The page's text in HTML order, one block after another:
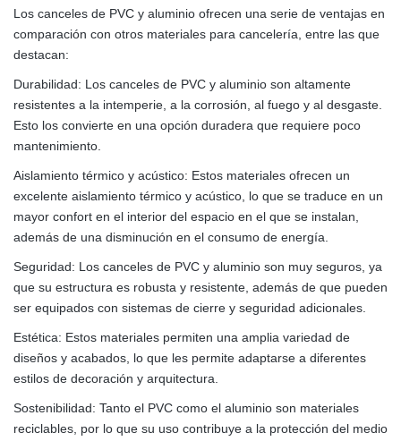
Los canceles de PVC y aluminio ofrecen una serie de ventajas en
comparación con otros materiales para cancelería, entre las que
destacan:
Durabilidad: Los canceles de PVC y aluminio son altamente
resistentes a la intemperie, a la corrosión, al fuego y al desgaste.
Esto los convierte en una opción duradera que requiere poco
mantenimiento.
Aislamiento térmico y acústico: Estos materiales ofrecen un
excelente aislamiento térmico y acústico, lo que se traduce en un
mayor confort en el interior del espacio en el que se instalan,
además de una disminución en el consumo de energía.
Seguridad: Los canceles de PVC y aluminio son muy seguros, ya
que su estructura es robusta y resistente, además de que pueden
ser equipados con sistemas de cierre y seguridad adicionales.
Estética: Estos materiales permiten una amplia variedad de
diseños y acabados, lo que les permite adaptarse a diferentes
estilos de decoración y arquitectura.
Sostenibilidad: Tanto el PVC como el aluminio son materiales
reciclables, por lo que su uso contribuye a la protección del medio